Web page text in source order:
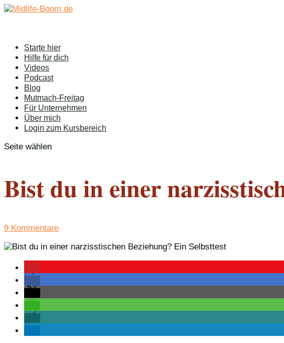
Starte hier
Hilfe für dich
Videos
Podcast
Blog
Mutmach-Freitag
Für Unternehmen
Über mich
Login zum Kursbereich
Seite wählen
Bist du in einer
9 Kommentare